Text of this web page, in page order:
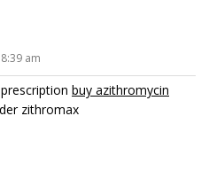
am
buy azithromycin
zithromax